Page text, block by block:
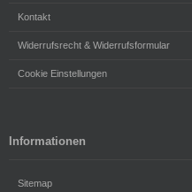
Kontakt
Widerrufsrecht & Widerrufsformular
Cookie Einstellungen
Informationen
Sitemap